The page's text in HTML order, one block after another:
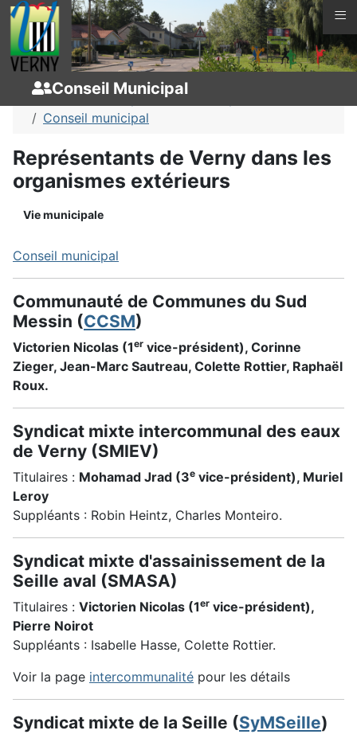
Vous êtes ici :Page d'accueil
Conseil Municipal
Vie municipale
Conseil municipal
Représentants de Verny dans les
organismes extérieurs
Vie municipale
Conseil municipal
Communauté de Communes du Sud
Messin (CCSM)
Victorien Nicolas (1er vice-président), Corinne
Zieger, Jean-Marc Sautreau, Colette Rottier, Raphaël
Roux.
Syndicat mixte intercommunal des eaux
de Verny (SMIEV)
Titulaires : Mohamad Jrad (3e vice-président), Muriel
Leroy
Suppléants : Robin Heintz, Charles Monteiro.
Syndicat mixte d'assainissement de la
Seille aval (SMASA)
Titulaires : Victorien Nicolas (1er vice-président),
Pierre Noirot
Suppléants : Isabelle Hasse, Colette Rottier.
Voir la page intercommunalité pour les détails
Syndicat mixte de la Seille (SyMSeille)
Conseil Municipal
≡